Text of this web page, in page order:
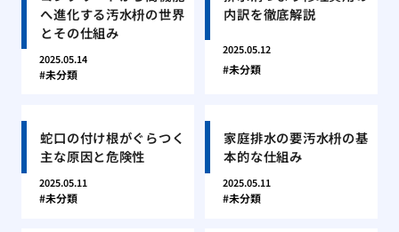
へ進化する汚水枡の世界
とその仕組み
2025.05.14
未分類
内訳を徹底解説
2025.05.12
未分類
蛇口の付け根がぐらつく
主な原因と危険性
2025.05.11
未分類
家庭排水の要汚水枡の基
本的な仕組み
2025.05.11
未分類